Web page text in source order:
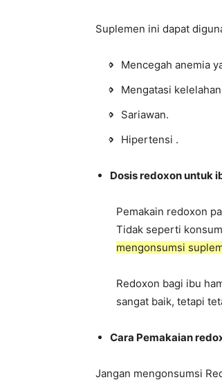
Suplemen ini dapat
Mencegah anemia
Mengatasi
Sariawan.
Hipertensi .
Dosis redoxon untuk
Pemakain redoxon
Tidak seperti
mengonsumsi
Redoxon bagi ibu
sangat baik, tetapi
Cara Pemakaian
Jangan mengonsumsi